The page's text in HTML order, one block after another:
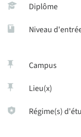
Diplôme
Niveau
Campus
Lieu(x)
Régime(s)